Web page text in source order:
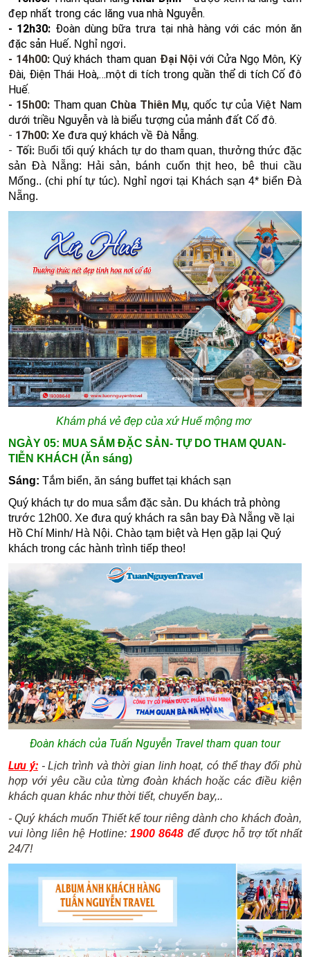
đẹp nhất trong các lăng vua nhà Nguyễn.
- 12h30: Đoàn dùng bữa trưa tại nhà hàng với các món ăn
đặc sản Huế. Nghỉ ngơi.
- 14h00:Quý khách tham quan Đại Nộivới Cửa Ngọ Môn, Kỳ
Đài, Điện Thái Hoà,…một di tích trong quần thể di tích Cố đô
Huế.
- 15h00:Tham quan Chùa Thiên Mụ, quốc tự của Việt Nam
dưới triều Nguyễn và là biểu tượng của mảnh đất Cố đô.
- 17h00: Xe đưa quý khách về Đà Nẵng.
- Tối:Buổi tối quý khách tự do tham quan, thưởng thức đặc
sản Đà Nẵng: Hải sản, bánh cuốn thịt heo, bê thui cầu
Mống.. (chi phí tự túc)​. Nghỉ ngơi tại Khách sạn 4* biển Đà
Nẵng.
Khám phá vẻ đẹp của xứ Huế mộng mơ
NGÀY 05: MUA SẮM ĐẶC SẢN- TỰ DO THAM QUAN-
TIỄN KHÁCH (Ăn sáng)
Sáng: Tắm biển, ăn sáng buffet tại khách sạn
Quý khách tự do mua sắm đặc sản. Du khách trả phòng
trước 12h00. Xe đưa quý khách ra sân bay Đà Nẵng về lại
Hồ Chí Minh/ Hà Nội. Chào tạm biệt và Hẹn gặp lại Quý
khách trong các hành trình tiếp theo!
Đoàn khách của Tuấn Nguyễn Travel tham quan tour
Lưu ý: - Lịch trình và thời gian linh hoạt, có thể thay đổi phù
hợp với yêu cầu của từng đoàn khách hoặc các điều kiện
khách quan khác như thời tiết, chuyến bay,..
- Quý khách muốn Thiết kế tour riêng dành cho khách đoàn,
vui lòng liên hệ Hotline:1900 8648 để được hỗ trợ tốt nhất
24/7!